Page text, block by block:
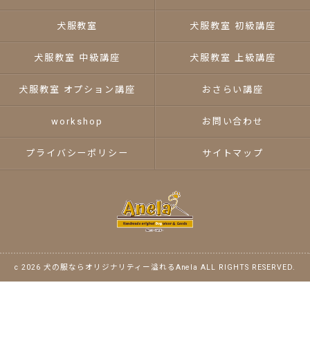
犬服教室 犬服教室 初級講座
犬服教室 中級講座 犬服教室 上級講座
犬服教室 オプション講座 おさらい講座
workshop お問い合わせ
プライバシーポリシー サイトマップ
c 2026 犬の服ならオリジナリティー溢れるAnela ALL RIGHTS RESERVED.